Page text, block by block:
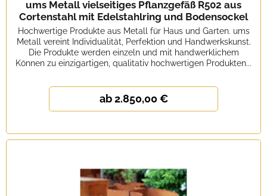
ums Metall vielseitiges Pflanzgefäß R502 aus
Cortenstahl mit Edelstahlring und Bodensockel
Hochwertige Produkte aus Metall für Haus und Garten. ums
Metall vereint Individualität, Perfektion und Handwerkskunst.
Die Produkte werden einzeln und mit handwerklichem
Können zu einzigartigen, qualitativ hochwertigen Produkten...
ab 2.850,00 €